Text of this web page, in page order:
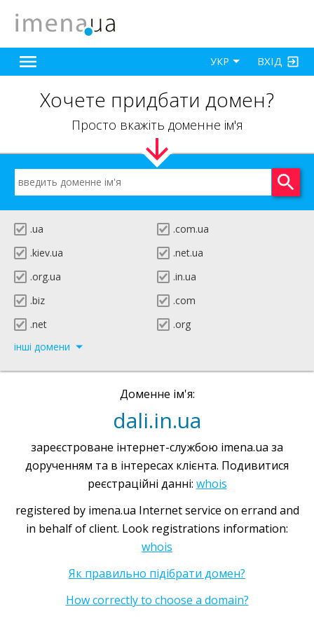
ВХІД
УКР
Хочете придбати домен?
Просто вкажіть доменне ім'я
.ua
.com.ua
.kiev.ua
.net.ua
.org.ua
.in.ua
.biz
.com
.net
.org
інші домени
Доменне ім'я:
dali.in.ua
зареєстроване інтернет-службою imena.ua за
дорученням та в інтересах клієнта. Подивитися
реєстраційні данні: whois
registered by imena.ua Internet service on errand and
in behalf of client. Look registrations information:
whois
Як правильно підібрати домен?
How correctly to choose a domain?